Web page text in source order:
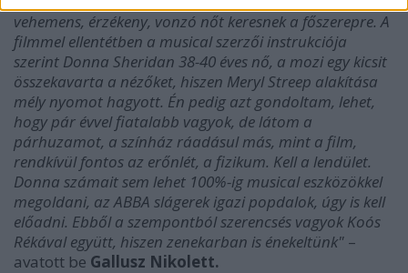
vehemens, érzékeny, vonzó nőt keresnek a főszerepre. A
filmmel ellentétben a musical szerzői instrukciója
szerint Donna Sheridan 38-40 éves nő, a mozi egy kicsit
összekavarta a nézőket, hiszen Meryl Streep alakítása
mély nyomot hagyott. Én pedig azt gondoltam, lehet,
hogy pár évvel fiatalabb vagyok, de látom a
párhuzamot, a színház ráadásul más, mint a film,
rendkívül fontos az erőnlét, a fizikum. Kell a lendület.
Donna számait sem lehet 100%-ig musical eszközökkel
megoldani, az ABBA slágerek igazi popdalok, úgy is kell
előadni. Ebből a szempontból szerencsés vagyok Koós
Rékával együtt, hiszen zenekarban is énekeltünk" –
avatott be Gallusz Nikolett.